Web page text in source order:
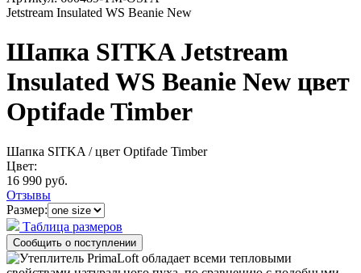
Jetstream Insulated WS Beanie New
Шапка SITKA Jetstream
Insulated WS Beanie New цвет
Optifade Timber
Шапка SITKA / цвет Optifade Timber
Цвет:
16 990 руб.
Отзывы
Размер:
Таблица размеров